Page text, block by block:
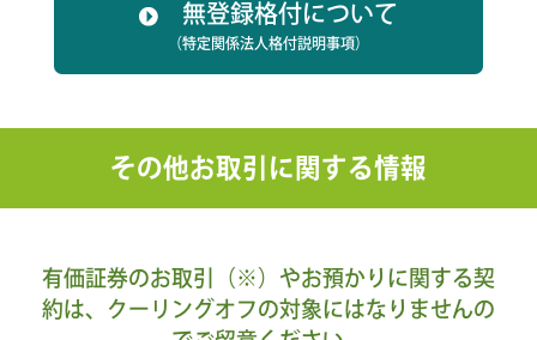
無登録格付について
（特定関係法人格付説明事項）
その他お取引に関する情報
有価証券のお取引（※）やお預かりに関する契
約は、
クーリングオフの対象にはなりませんの